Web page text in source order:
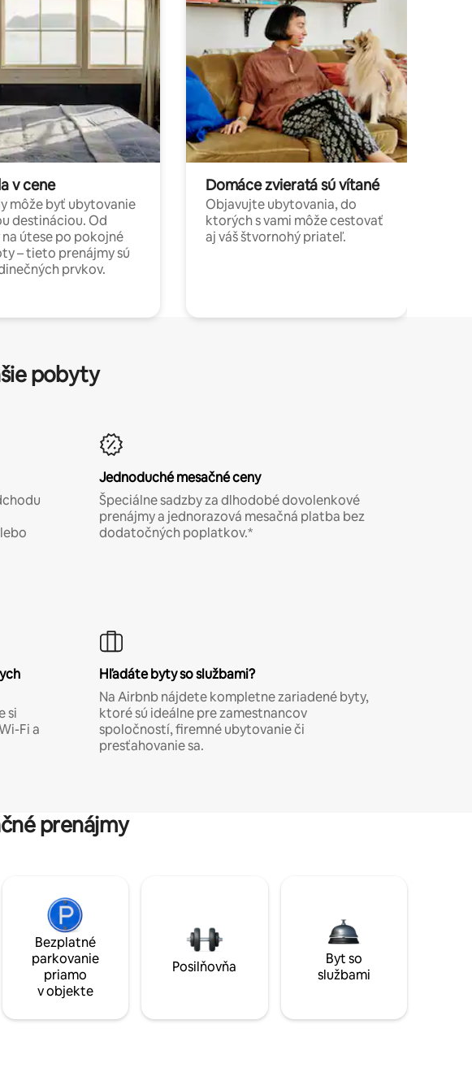
v cene
môže byť ubytovanie
destináciou. Od
útese po pokojné
– tieto prenájmy sú
prvkov.
Domáce zvieratá sú vítané
Objavujte ubytovania, do
ktorých s vami môže cestovať
aj váš štvornohý priateľ.
pobyty
Jednoduché mesačné ceny
Špeciálne sadzby za dlhodobé dovolenkové
prenájmy a jednorazová mesačná platba bez
dodatočných poplatkov.*
si
Fi a
Hľadáte byty so službami?
Na Airbnb nájdete kompletne zariadené byty,
ktoré sú ideálne pre zamestnancov
spoločností, firemné ubytovanie či
presťahovanie sa.
prenájmy
Bezplatné
parkovanie
priamo
v objekte
Posilňovňa
Byt so
službami